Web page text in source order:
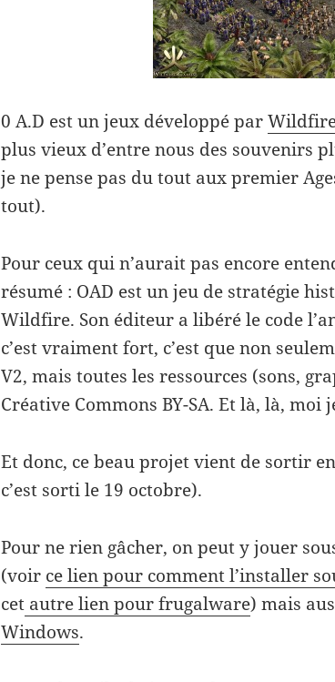
0 A.D est un jeux développé par
plus vieux d’entre nous des souvenirs
je ne pense pas du tout aux premier
tout).
Pour ceux qui n’aurait pas encore
résumé : OAD est un jeu de stratégie
Wildfire. Son éditeur a libéré le code
c’est vraiment fort, c’est que non
V2, mais toutes les ressources (sons,
Créative Commons BY-SA. Et là, là, moi
Et donc, ce beau projet vient de sortir
c’est sorti le 19 octobre).
Pour ne rien gâcher, on peut y jouer
(voir ce lien pour comment l’installer
cet autre lien pour frugalware) mais
Windows.